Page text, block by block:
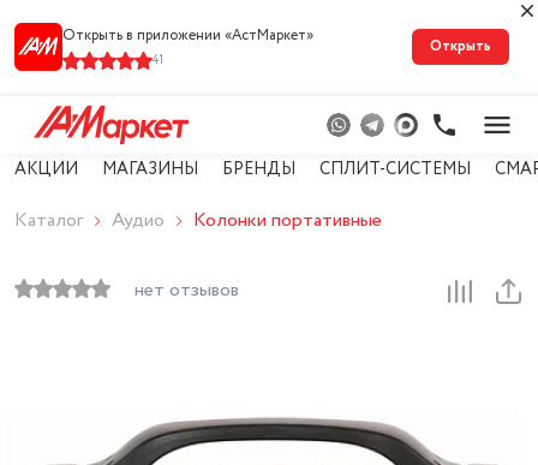
Открыть в приложении «АстМарке‪т‬»
41
Открыть
АКЦИИ МАГАЗИНЫ БРЕНДЫ СПЛИТ-СИСТЕМЫ
Каталог Аудио Колонки портативные
нет отзывов